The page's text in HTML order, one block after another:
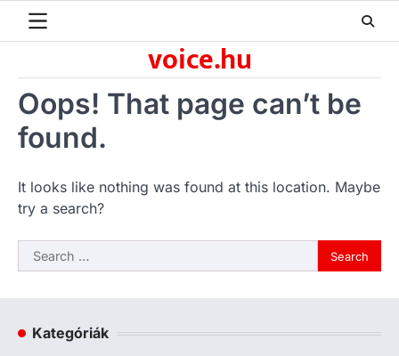
voice.hu
Oops! That page can’t be
found.
It looks like nothing was found at this location. Maybe
try a search?
Search
for:
Kategóriák